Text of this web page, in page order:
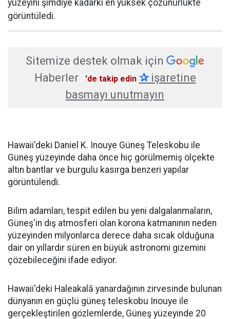
yüzeyini şimdiye kadarki en yüksek çözünürlükte
görüntüledi.
Sitemize destek olmak için
Haberler
'de takip edin ✰işaretine
basmayı unutmayın
Hawaii'deki Daniel K. Inouye Güneş Teleskobu ile
Güneş yüzeyinde daha önce hiç görülmemiş ölçekte
altın bantlar ve burgulu kasırga benzeri yapılar
görüntülendi.
Bilim adamları, tespit edilen bu yeni dalgalanmaların,
Güneş'in dış atmosferi olan korona katmanının neden
yüzeyinden milyonlarca derece daha sıcak olduğuna
dair on yıllardır süren en büyük astronomi gizemini
çözebileceğini ifade ediyor.
Hawaii'deki Haleakalā yanardağının zirvesinde bulunan
dünyanın en güçlü güneş teleskobu Inouye ile
gerçekleştirilen gözlemlerde, Güneş yüzeyinde 20